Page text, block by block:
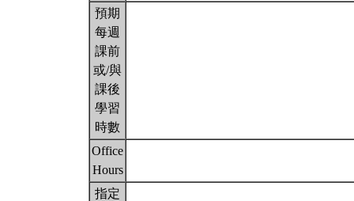
預期
每週
課前
或/與
課後
學習
時數
Office
Hours
指定